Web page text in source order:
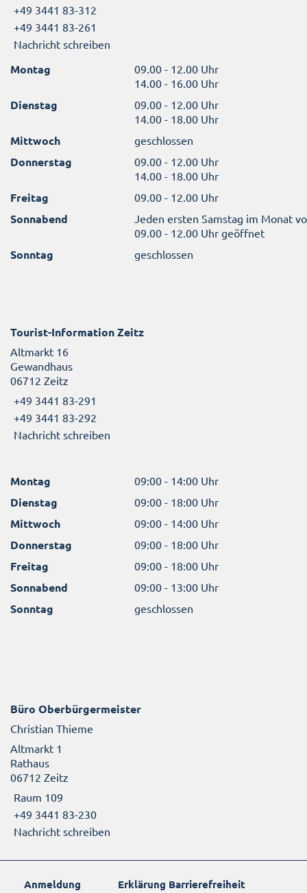
+49 3441 83-312
+49 3441 83-261
Nachricht schreiben
Montag
09.00 - 12.00 Uhr
14.00 - 16.00 Uhr
Dienstag
09.00 - 12.00 Uhr
14.00 - 18.00 Uhr
Mittwoch geschlossen
Donnerstag
09.00 - 12.00 Uhr
14.00 - 18.00 Uhr
Freitag 09.00 - 12.00 Uhr
Sonnabend
Jeden ersten Samstag im Monat
09.00 - 12.00 Uhr geöffnet
Sonntag geschlossen
Tourist-Information Zeitz
Altmarkt 16
Gewandhaus
06712 Zeitz
+49 3441 83-291
+49 3441 83-292
Nachricht schreiben
Montag 09:00 - 14:00 Uhr
Dienstag 09:00 - 18:00 Uhr
Mittwoch 09:00 - 14:00 Uhr
Donnerstag 09:00 - 18:00 Uhr
Freitag 09:00 - 18:00 Uhr
Sonnabend 09:00 - 13:00 Uhr
Sonntag geschlossen
Büro Oberbürgermeister
Christian Thieme
Altmarkt 1
Rathaus
06712 Zeitz
Raum 109
+49 3441 83-230
Nachricht schreiben
Anmeldung Erklärung Barrierefreiheit